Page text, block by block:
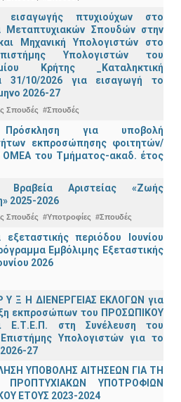
εισαγωγής πτυχιούχων στo
Μεταπτυχιακών Σπουδών στην
Μηχανική Υπολογιστών στο
Υπολογιστών του
Κρήτης _Καταληκτική
31/10/2026 για εισαγωγή το
2026-27
Σπουδές #Σπουδές
Πρόσκληση για υποβολή
εκπροσώπησης φοιτητών/
ΟΜΕΑ του Τμήματος-ακαδ. έτος
Βραβεία Αριστείας «Ζωής
2025-2026
Σπουδές #Υποτροφίες #Σπουδές
εξεταστικής περιόδου Ιουνίου
Εμβόλιμης Εξεταστικής
2026
Ξ Η ΔΙΕΝΕΡΓΕΙΑΣ ΕΚΛΟΓΩΝ για
εκπροσώπων του ΠΡΟΣΩΠΙΚΟΥ
Ε.Τ.Ε.Π. στη Συνέλευση του
Υπολογιστών για το
27
ΥΠΟΒΟΛΗΣ ΑΙΤΗΣΕΩΝ ΓΙΑ ΤΗ
ΠΡΟΠΤΥΧΙΑΚΩΝ ΥΠΟΤΡΟΦΙΩΝ
ΕΤΟΥΣ 2023-2024